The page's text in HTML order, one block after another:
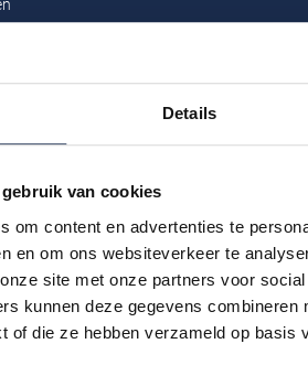
Details
van cookies
om content en advertenties te
en om ons websiteverkeer te
site met onze partners voor
kunnen deze gegevens combineren
of die ze hebben verzameld op basis